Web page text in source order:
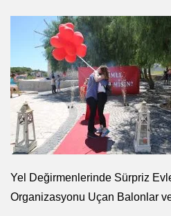
Yel Değirmenlerinde Sürpriz
Organizasyonu Uçan Balonlar